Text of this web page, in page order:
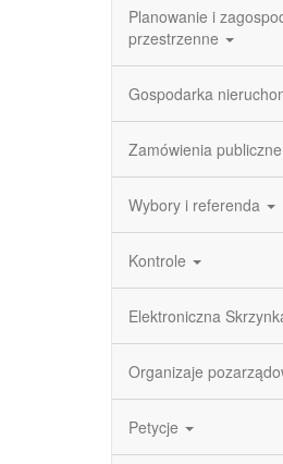
Planowanie i
przestrzenne
Gospodarka
Zamówienia publiczne
Wybory i referenda
Kontrole
Elektroniczna
Organizaje
Petycje